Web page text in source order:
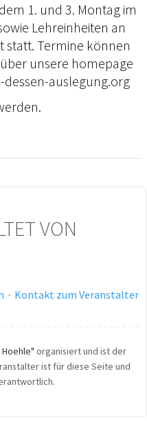
1. und 3. Montag im
Lehreinheiten an
statt. Termine können
unsere homepage
auslegung.org
VON
· Kontakt zum Veranstalter
organisiert und ist der
ist für diese Seite und